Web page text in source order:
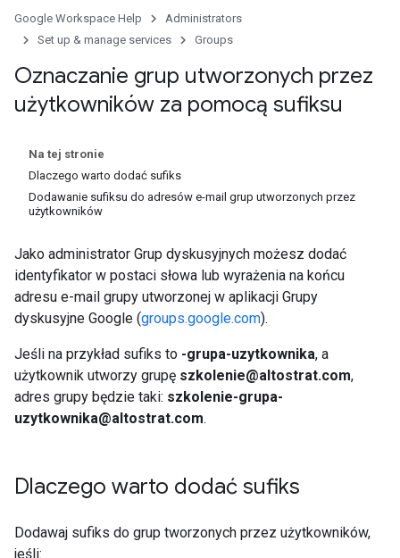
Google Workspace Help
Administrators
Set up & manage services
Groups
Oznaczanie grup utworzonych przez
użytkowników za pomocą sufiksu
Na tej stronie
Dlaczego warto dodać sufiks
Dodawanie sufiksu do adresów e-mail grup utworzonych przez
użytkowników
Jako administrator Grup dyskusyjnych możesz dodać
identyfikator w postaci słowa lub wyrażenia na końcu
adresu e-mail grupy utworzonej w aplikacji Grupy
dyskusyjne Google (groups.google.com).
Jeśli na przykład sufiks to -grupa-uzytkownika, a
użytkownik utworzy grupę szkolenie@altostrat.com,
adres grupy będzie taki: szkolenie-grupa-
uzytkownika@altostrat.com.
Dlaczego warto dodać sufiks
Dodawaj sufiks do grup tworzonych przez użytkowników,
jeśli: